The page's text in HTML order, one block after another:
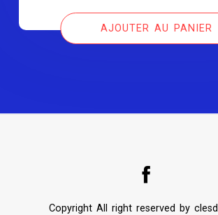
AJOUTER AU PANIER
Copyright All right reserved by